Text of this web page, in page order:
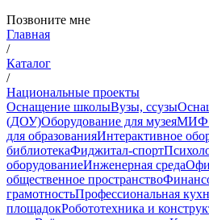
Позвоните мне
Главная
/
Каталог
/
Национальные проекты
Оснащение школыВузы, ссузы
(ДОУ)Оборудование для музеяМИФ
для образованияИнтерактивное
библиотекаФиджитал-спорт
оборудованиеИнженерная среда
общественное пространство
грамотностьПрофессиональная
площадокРобототехника и